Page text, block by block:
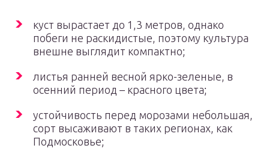
куст вырастает до 1,3 метров, однако
побеги не раскидистые, поэтому культура
внешне выглядит компактно;
листья ранней весной ярко-зеленые, в
осенний период – красного цвета;
устойчивость перед морозами небольшая,
сорт высаживают в таких регионах, как
Подмосковье;